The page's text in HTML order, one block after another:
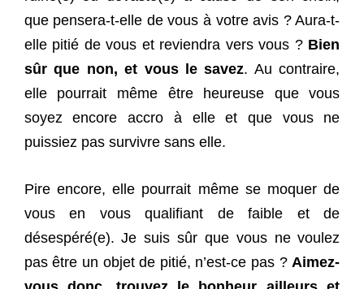
que pensera-t-elle de vous à votre avis ? Aura-t-
elle pitié de vous et reviendra vers vous ? Bien
sûr que non, et vous le savez. Au contraire,
elle pourrait même être heureuse que vous
soyez encore accro à elle et que vous ne
puissiez pas survivre sans elle.
Pire encore, elle pourrait même se moquer de
vous en vous qualifiant de faible et de
désespéré(e). Je suis sûr que vous ne voulez
pas être un objet de pitié, n’est-ce pas ? Aimez-